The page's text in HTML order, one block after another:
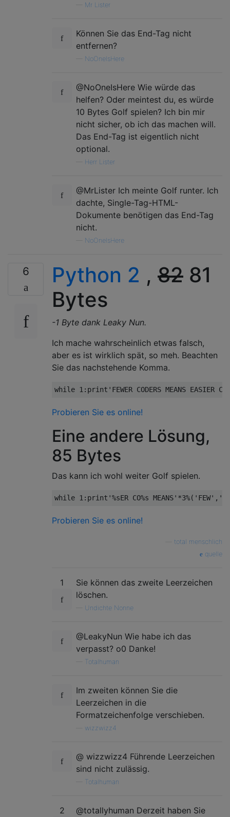
Mr Lister
Können Sie das End-Tag nicht
entfernen?
NoOneIsHere
@NoOneIsHere Wie würde das
helfen? Oder meintest du, es würde
10 Bytes Golf spielen? Ich bin mir
nicht sicher, ob ich das machen will.
Das End-Tag ist eigentlich nicht
optional.
Herr Lister
@MrLister Ich meinte Golf runter. Ich
dachte, Single-Tag-HTML-
Dokumente benötigen das End-Tag
nicht.
NoOneIsHere
6 Python 2 , 82 81
Bytes
-1 Byte dank Leaky Nun.
Ich mache wahrscheinlich etwas falsch,
aber es ist wirklich spät, so meh. Beachten
Sie das nachstehende Komma.
while 1 : print 'FEWER CODERS MEANS EASIER
Probieren Sie es online!
Eine andere Lösung,
85 Bytes
Das kann ich wohl weiter Golf spielen.
while 1 : print '%sER CO%s MEANS' *3%( 'FEW' ,
Probieren Sie es online!
total menschlich
quelle
1
Sie können das zweite Leerzeichen
löschen.
Undichte Nonne
@LeakyNun Wie habe ich das
verpasst? o0 Danke!
Totalhuman
Im zweiten können Sie die
Leerzeichen in die
Formatzeichenfolge verschieben.
wizzwizz4
@ wizzwizz4 Führende Leerzeichen
sind nicht zulässig.
Totalhuman
2
@totallyhuman Derzeit haben Sie